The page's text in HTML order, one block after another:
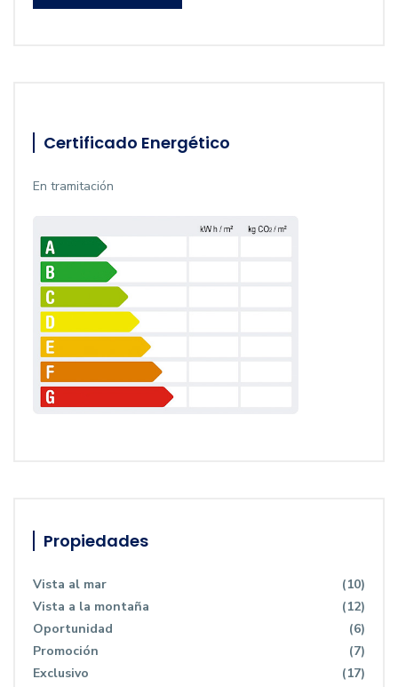
Certificado Energético
En tramitación
Propiedades
Vista al mar
(10)
Vista a la montaña
(12)
Oportunidad
(6)
Promoción
(7)
Exclusivo
(17)